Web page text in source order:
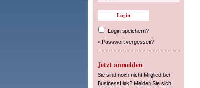
Login speichern?
» Passwort vergessen?
Jetzt anmelden
Sie sind noch nicht Mitglied bei
BusinessLink? Melden Sie sich